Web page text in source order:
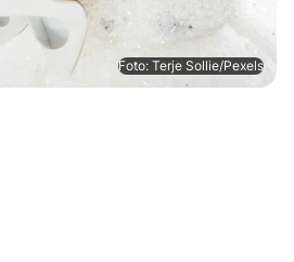
Foto: Terje Sollie/Pexels